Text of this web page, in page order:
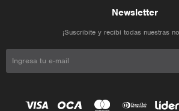
Newsletter
¡Suscribite y recibí todas nuestras